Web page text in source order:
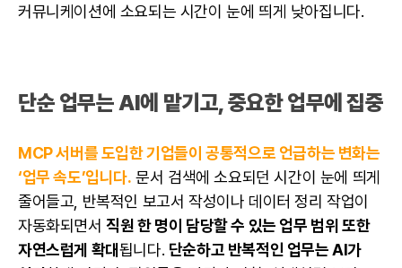
커뮤니케이션에 소요되는 시간이 눈에 띄게 낮아집니다.
단순 업무는 AI에 맡기고, 중요한 업무에 집중
MCP 서버를 도입한 기업들이 공통적으로 언급하는 변화는
‘업무 속도’입니다. 문서 검색에 소요되던 시간이 눈에 띄게
줄어들고, 반복적인 보고서 작성이나 데이터 정리 작업이
자동화되면서직원 한 명이 담당할 수 있는 업무 범위 또한
자연스럽게 확대됩니다. 단순하고 반복적인 업무는 AI가